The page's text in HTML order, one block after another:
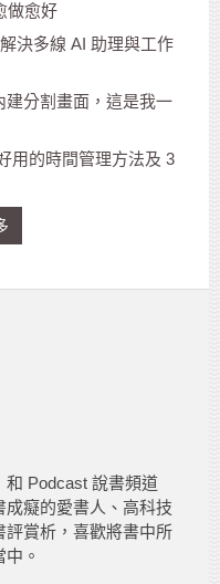
做愈好
決多線 AI 助理與工作
建分割畫面，這是我一
用的時間管理方法及 3
Podcast 說書頻道
成癡的愛書人、高科技
評賞析，喜歡將書中所
。